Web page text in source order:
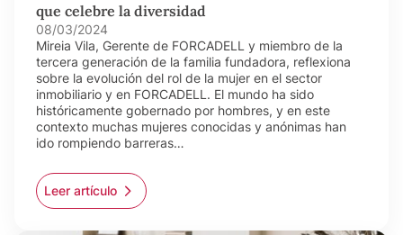
que celebre la diversidad
08/03/2024
Mireia Vila, Gerente de FORCADELL y miembro de la
tercera generación de la familia fundadora, reflexiona
sobre la evolución del rol de la mujer en el sector
inmobiliario y en FORCADELL. El mundo ha sido
históricamente gobernado por hombres, y en este
contexto muchas mujeres conocidas y anónimas han
ido rompiendo barreras…
Leer artículo